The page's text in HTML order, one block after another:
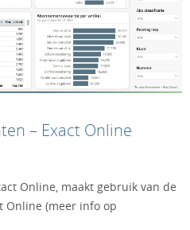
– Exact Online
Online, maakt gebruik van de
Online (meer info op